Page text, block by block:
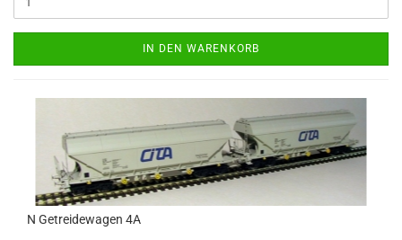
IN DEN WARENKORB
N Getreidewagen 4A